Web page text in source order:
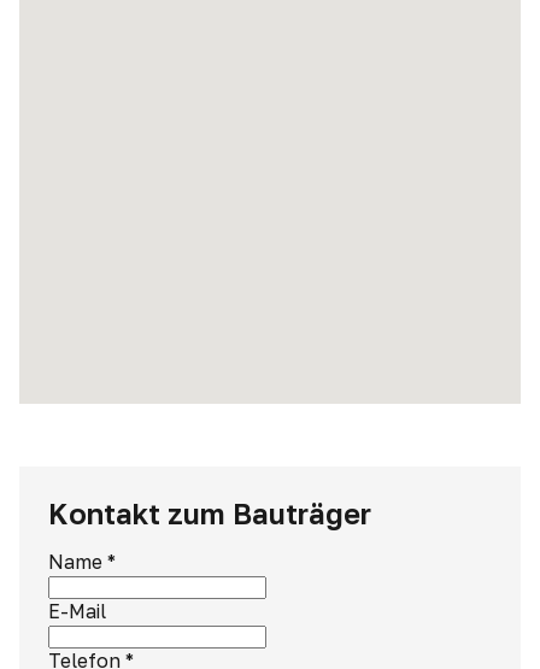
Kontakt zum Bauträger
Name *
E-Mail
Telefon *